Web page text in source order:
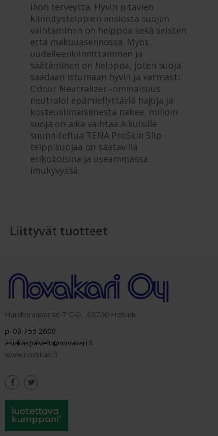
ihon terveyttä. Hyvin pitävien
kiinnitysteippien ansiosta suojan
vaihtaminen on helppoa sekä seisten
että makuuasennossa. Myös
uudelleenkiinnittäminen ja
säätäminen on helppoa, joten suoja
saadaan istumaan hyvin ja varmasti.
Odour Neutralizer -ominaisuus
neutraloi epämiellyttäviä hajuja ja
kosteusilmaisimesta näkee, milloin
suoja on aika vaihtaa.Aikuisille
suunniteltua TENA ProSkin Slip -
teippisuojaa on saatavilla
erikokoisina ja useammassa
imukyvyssä.
Liittyvät tuotteet
Harkkoraudantie 7 C-D, 00700 Helsinki
p. 09 755 2600
asiakaspalvelu@novakari.fi
www.novakari.fi